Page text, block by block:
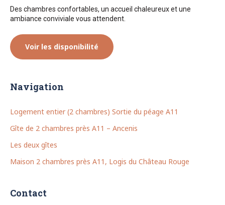
Des chambres confortables, un accueil chaleureux et une
ambiance conviviale vous attendent.
Voir les disponibilité
Navigation
Logement entier (2 chambres) Sortie du péage A11
Gîte de 2 chambres près A11 – Ancenis
Les deux gîtes
Maison 2 chambres près A11, Logis du Château Rouge
Contact